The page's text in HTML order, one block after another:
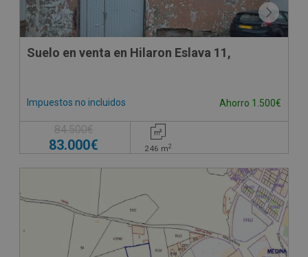
Suelo en venta en Hilaron Eslava 11,
Impuestos no incluidos Ahorro 1.500€
84.500€
83.000€ 246 m2